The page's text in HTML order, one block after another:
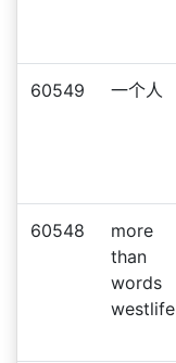
60549 一个人
60548
more
than
words
westlife